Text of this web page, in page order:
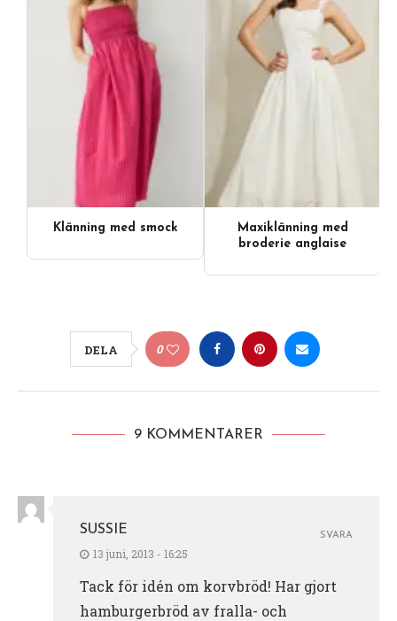
Klänning med smock
Maxiklänning med
broderie anglaise
DELA 0
9 KOMMENTARER
SUSSIE
13 juni, 2013 - 16:25
Tack för idén om korvbröd! Har gjort
hamburgerbröd av fralla- och
SVARA